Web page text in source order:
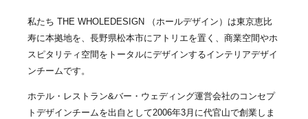
私たち THE WHOLEDESIGN （ホールデザイン）は東京恵比
寿に本拠地を、長野県松本市にアトリエを置く、商業空間やホ
スピタリティ空間をトータルにデザインするインテリアデザイ
ンチームです。
ホテル・レストラン&バー・ウェディング運営会社のコンセプ
トデザインチームを出自として2006年3月に代官山で創業しま